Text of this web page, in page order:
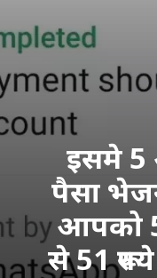
इसमे 5
पैसा
आपको 5
से 51